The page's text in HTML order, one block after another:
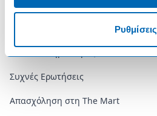
Ρυθμίσεις
Επικοινωνία
Συχνές Ερωτήσεις
Απασχόληση στη The Mart